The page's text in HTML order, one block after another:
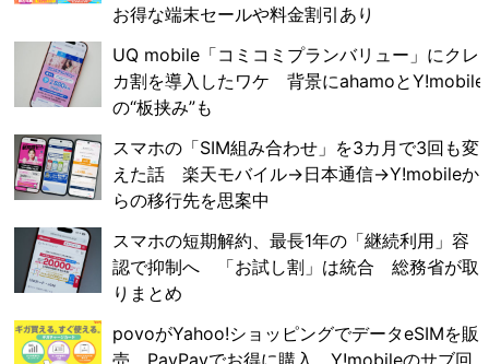
お得な端末セールや料金割引あり
UQ mobile「コミコミプランバリュー」にクレ
カ割を導入したワケ 背景にahamoとY!mobile
の“板挟み”も
スマホの「SIM組み合わせ」を3カ月で3回も変
えた話 楽天モバイル→日本通信→Y!mobileか
らの移行先を思案中
スマホの短期解約、最長1年の「継続利用」容
認で抑制へ 「お試し割」は統合 総務省が取
りまとめ
povoがYahoo!ショッピングでデータeSIMを販
売 PayPayでお得に購入、Y!mobileのサブ回